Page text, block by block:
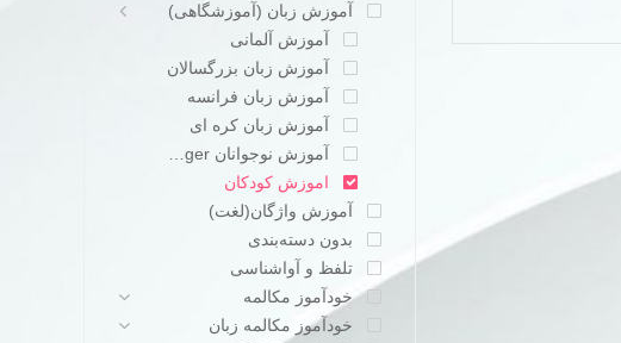
آموزش زبان (آموزشگاهی)
آموزش آلمانی
آموزش زبان بزرگسالان
آموزش زبان فرانسه
آموزش زبان کره ای
آموزش نوجوانان teenager
اموزش کودکان
آموزش واژگان(لغت)
بدون دسته‌بندی
تلفظ و آواشناسی
خودآموز مکالمه
خودآموز مکالمه زبان